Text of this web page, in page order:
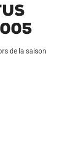
de la saison